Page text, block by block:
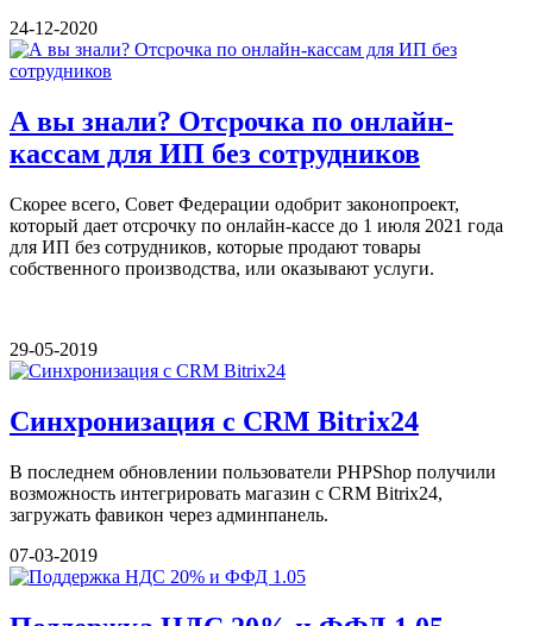
24-12-2020
А вы знали? Отсрочка по онлайн-
кассам для ИП без сотрудников
Скорее всего, Совет Федерации одобрит законопроект,
который дает отсрочку по онлайн-кассе до 1 июля 2021 года
для ИП без сотрудников, которые продают товары
собственного производства, или оказывают услуги.
29-05-2019
Синхронизация с CRM Bitrix24
В последнем обновлении пользователи PHPShop получили
возможность интегрировать магазин с CRM Bitrix24,
загружать фавикон через админпанель.
07-03-2019